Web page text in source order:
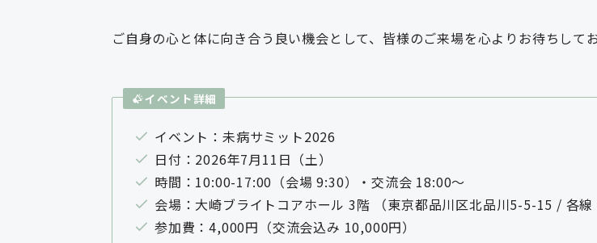
ご自身の心と体に向き合う良い機会として、皆様のご来場を心よりお待ちして
イベント詳細
イベント：未病サミット2026
日付：2026年7月11日（土）
時間：10:00-17:00（会場 9:30）・交流会 18:00～
会場：大崎ブライトコアホール 3階 （東京都品川区北品川5-5-15 / 各線
参加費：4,000円（交流会込み 10,000円）